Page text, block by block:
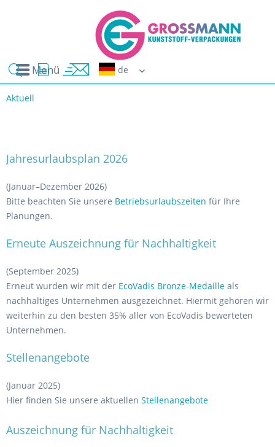
Menü
Aktuell
Jahresurlaubsplan 2026
(Januar–Dezember 2026)
Bitte beachten Sie unsere Betriebsurlaubszeiten für Ihre
Planungen.
Erneute Auszeichnung für Nachhaltigkeit
(September 2025)
Erneut wurden wir mit der EcoVadis Bronze-Medaille als
nachhaltiges Unternehmen ausgezeichnet. Hiermit gehören wir
weiterhin zu den besten 35% aller von EcoVadis bewerteten
Unternehmen.
Stellenangebote
(Januar 2025)
Hier finden Sie unsere aktuellen Stellenangebote
Auszeichnung für Nachhaltigkeit